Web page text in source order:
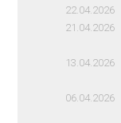
22.04.2026
21.04.2026
13.04.2026
06.04.2026